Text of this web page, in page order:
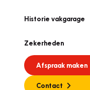
Historie vakgarage
Zekerheden
Afspraak maken
Contact